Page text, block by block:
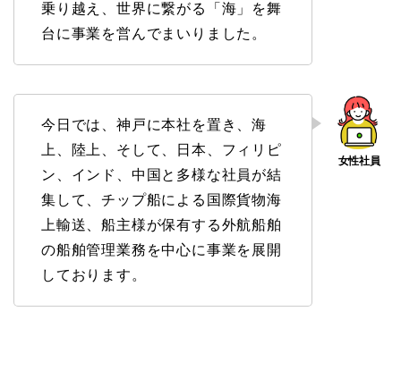
乗り越え、世界に繋がる「海」を舞
台に事業を営んでまいりました。
今日では、神戸に本社を置き、海
上、陸上、そして、日本、フィリピ
ン、インド、中国と多様な社員が結
集して、チップ船による国際貨物海
上輸送、船主様が保有する外航船舶
の船舶管理業務を中心に事業を展開
しております。